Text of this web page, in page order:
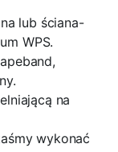
lub ściana-
WPS.
na
wykonać